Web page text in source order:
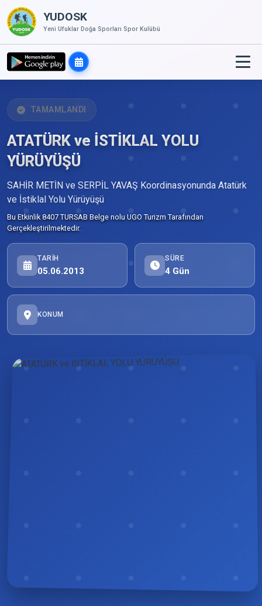
YUDOSK
Yeni Ufuklar Doğa Sporları Spor Kulübü
TAMAMLANDI
ATATÜRK ve İSTİKLAL YOLU
YÜRÜYÜŞÜ
SAHİR METİN ve SERPİL YAVAŞ Koordinasyonunda Atatürk
ve İstiklal Yolu Yürüyüşü
Bu Etkinlik 8407 TURSAB Belge nolu UGO Turizm Tarafından
Gerçekleştirilmektedir.
TARIH
05.06.2013
SÜRE
4 Gün
KONUM